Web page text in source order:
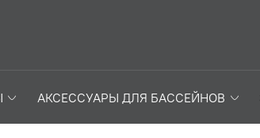
АКСЕССУАРЫ ДЛЯ БАССЕЙНОВ